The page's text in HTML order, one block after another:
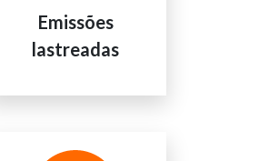
Emissões
lastreadas